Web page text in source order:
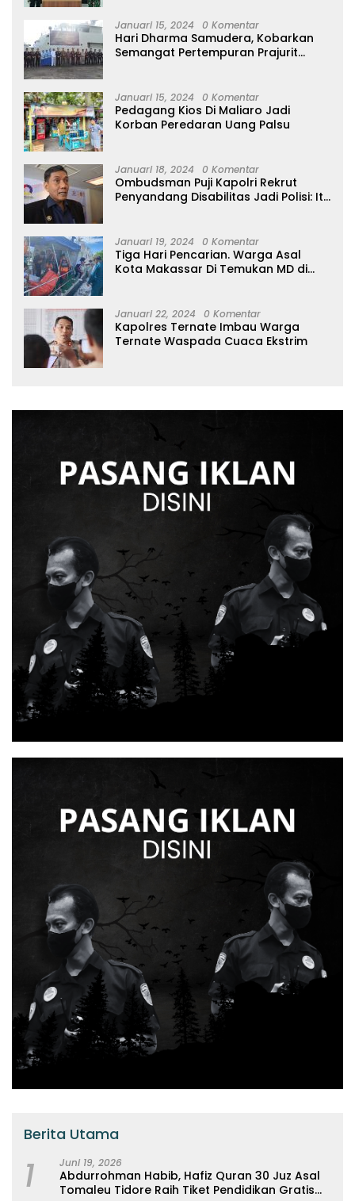
Januari 15, 2024 0 Komentar
Hari Dharma Samudera, Kobarkan
Semangat Pertempuran Prajurit
Januari 15, 2024 0 Komentar
Pedagang Kios Di Maliaro Jadi
Korban Peredaran Uang Palsu
Januari 18, 2024 0 Komentar
Ombudsman Puji Kapolri Rekrut
Penyandang Disabilitas Jadi Polisi: Itu
Januari 19, 2024 0 Komentar
Tiga Hari Pencarian. Warga Asal
Kota Makassar Di Temukan MD di
Januari 22, 2024 0 Komentar
Kapolres Ternate Imbau Warga
Ternate Waspada Cuaca Ekstrim
Berita Utama
1 Juni 19, 2026
Abdurrohman Habib, Hafiz Quran 30 Juz Asal
Tomaleu Tidore Raih Tiket Pendidikan Gratis